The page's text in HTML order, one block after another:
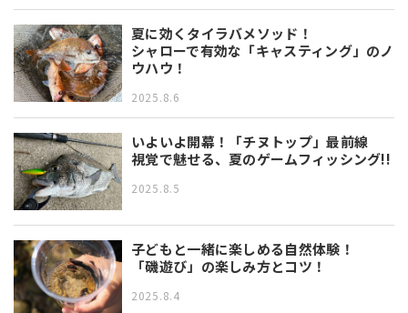
夏に効くタイラバメソッド！
シャローで有効な「キャスティング」のノ
ウハウ！
2025.8.6
いよいよ開幕！「チヌトップ」最前線
視覚で魅せる、夏のゲームフィッシング!!
2025.8.5
子どもと一緒に楽しめる自然体験！
「磯遊び」の楽しみ方とコツ！
2025.8.4